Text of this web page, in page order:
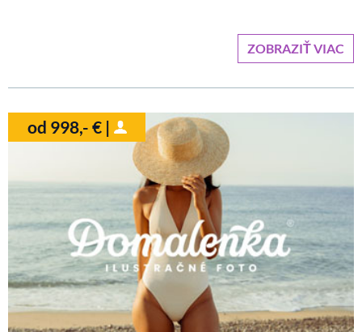
ZOBRAZIŤ VIAC
od 998,- € |